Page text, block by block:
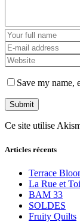
Save my name,
Ce site utilise
Articles récents
Terrace
La Rue et Toi
BAM 33
SOLDES
Fruity Quilts